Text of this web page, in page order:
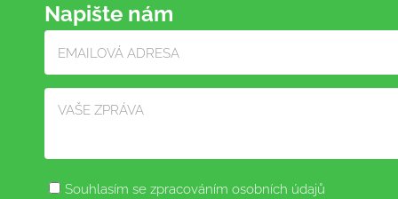
Napište nám
Souhlasím se zpracováním osobních údajů